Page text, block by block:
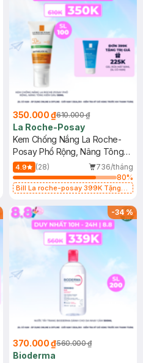
350.000 ₫610.000 ₫
La Roche-Posay
Kem Chống Nắng La Roche-
Posay Phổ Rộng, Nâng Tông
Kiềm Dầu 50ml
4.9 (28)
736/tháng
80%
Bill La roche-posay 399K Tặng
(SL có hạn)
-34%
370.000 ₫560.000 ₫
Bioderma